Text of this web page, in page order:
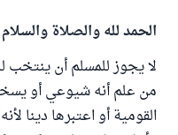
الحمد لله والصلاة
لا يجوز للمسلم أن ينتخب
من علم أنه شيوعي أو
القومية أو اعتبرها دينا